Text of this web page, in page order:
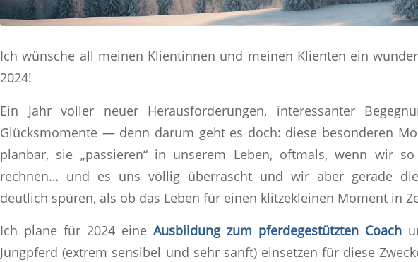
Ich wünsche all meinen Klientinnen und meinen Klienten ein
2024!
Ein Jahr voller neuer Herausforderungen, interessanter
Glücksmomente — denn darum geht es doch: diese besonderen
planbar, sie „passieren“ in unserem Leben, oftmals, wenn wir
rechnen… und es uns völlig überrascht und wir aber gerade
deutlich spüren, als ob das Leben für einen klitzekleinen Moment in
Ich plane für 2024 eine Ausbildung zum pferdegestützten Coach
Jungpferd (extrem sensibel und sehr sanft) einsetzen für diese